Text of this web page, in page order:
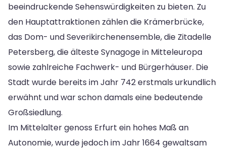
beeindruckende Sehenswürdigkeiten zu bieten. Zu
den Hauptattraktionen zählen die Krämerbrücke,
das Dom- und Severikirchenensemble, die Zitadelle
Petersberg, die älteste Synagoge in Mitteleuropa
sowie zahlreiche Fachwerk- und Bürgerhäuser. Die
Stadt wurde bereits im Jahr 742 erstmals urkundlich
erwähnt und war schon damals eine bedeutende
Großsiedlung.
Im Mittelalter genoss Erfurt ein hohes Maß an
Autonomie, wurde jedoch im Jahr 1664 gewaltsam